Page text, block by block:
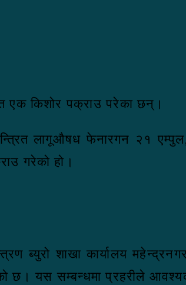
एक किशोर पक्राउ परेका छन्।
लागूऔषध फेनारगन २१
गरेको हो।
ब्युरो शाखा कार्यालय
छ। यस सम्बन्धमा प्रहरीले